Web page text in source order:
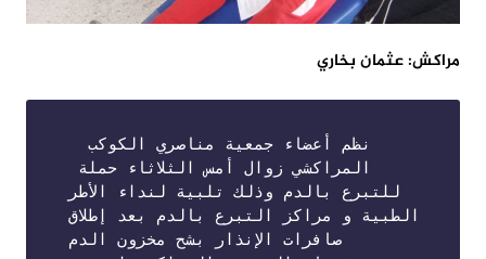
مراكش: عثمان بخاري